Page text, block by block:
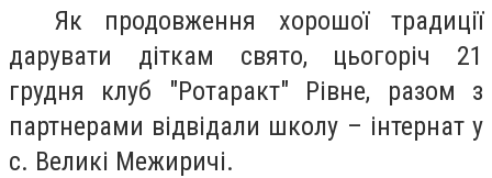
Як продовження хорошої традиції
дарувати діткам свято, цьогоріч 21
грудня клуб "Ротаракт" Рівне, разом з
партнерами відвідали школу – інтернат у
с. Великі Межиричі.